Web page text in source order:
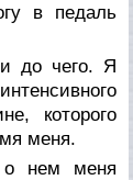
в педаль
до чего. Я
которого
меня.
о нем меня